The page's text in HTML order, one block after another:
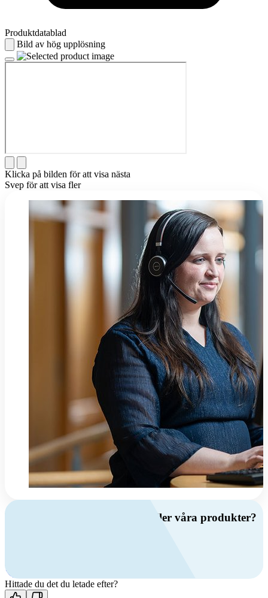
Produktdatablad
Bild av hög upplösning
Klicka på bilden för att visa nästa
Svep för att visa fler
Har du frågor om ventilation eller våra produkter?
Kontakta oss
Hittade du det du letade efter?